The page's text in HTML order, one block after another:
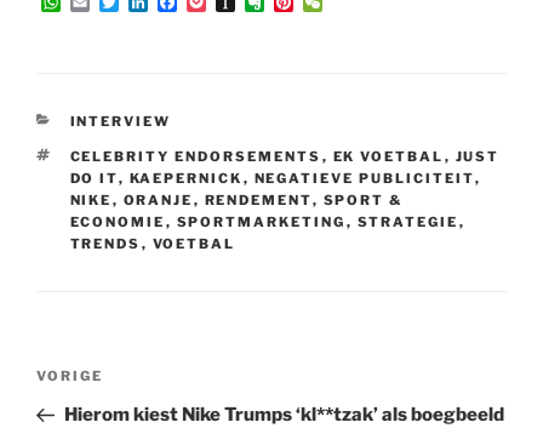
p
r
I
e
r
t
CATEGORIEËN
INTERVIEW
TAGS
CELEBRITY ENDORSEMENTS , EK VOETBAL , JUST
DO IT, KAEPERNICK , NEGATIEVE PUBLICITEIT,
NIKE , ORANJE , RENDEMENT, SPORT &
ECONOMIE , SPORTMARKETING , STRATEGIE ,
TRENDS , VOETBAL
Bericht
Vorig
bericht
VORIGE
Hierom kiest Nike Trumps ‘kl**tzak’ als boegbeeld